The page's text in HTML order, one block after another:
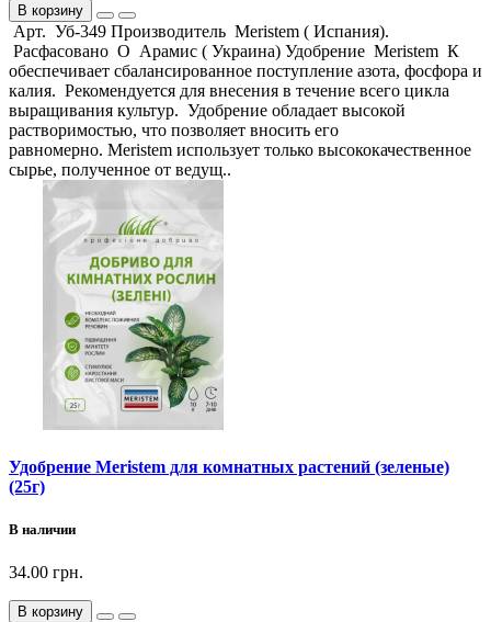
В корзину
Арт. Уб-349 Производитель Meristem ( Испания).
Расфасовано О Арамис ( Украина) Удобрение Meristem К
обеспечивает сбалансированное поступление азота, фосфора и
калия. Рекомендуется для внесения в течение всего цикла
выращивания культур. Удобрение обладает высокой
растворимостью, что позволяет вносить его
равномерно. Meristem использует только высококачественное
сырье, полученное от ведущ..
Удобрение Meristem для комнатных растений (зеленые)
(25г)
В наличии
34.00 грн.
В корзину